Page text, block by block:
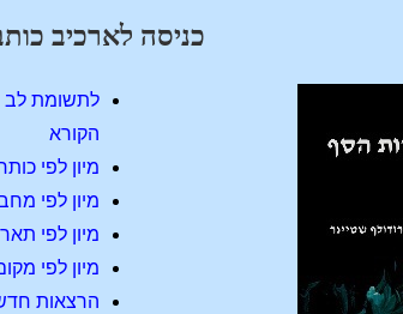
כניסה לארכיב
לתשומת לב
הקורא
מיון לפי
מיון לפי
מיון לפי
מיון לפי
הרצאות